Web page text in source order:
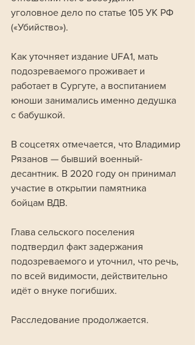
уголовное дело по статье 105 УК РФ
(«Убийство»).
Как уточняет издание UFA1, мать
подозреваемого проживает и
работает в Сургуте, а воспитанием
юноши занимались именно дедушка
с бабушкой.
В соцсетях отмечается, что Владимир
Рязанов — бывший военный-
десантник. В 2020 году он принимал
участие в открытии памятника
бойцам ВДВ.
Глава сельского поселения
подтвердил факт задержания
подозреваемого и уточнил, что речь,
по всей видимости, действительно
идёт о внуке погибших.
Расследование продолжается.